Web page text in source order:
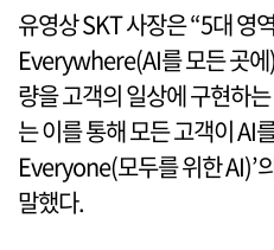
유영상 SKT 사장은 “5대 영
Everywhere(AI를 모든 곳에
량을 고객의 일상에 구현하
는 이를 통해 모든 고객이 AI
Everyone(모두를 위한 AI)’
말했다.